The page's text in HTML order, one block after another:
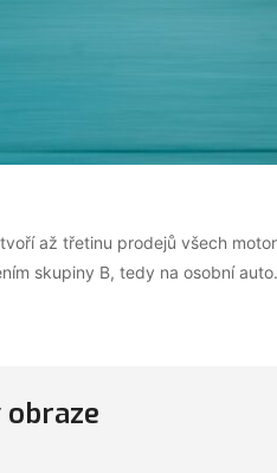
až třetinu prodejů všech
skupiny B, tedy na osobní
obraze